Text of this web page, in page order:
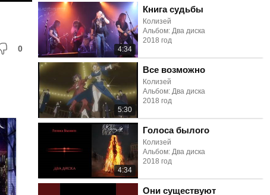
0 4:34
Книга судьбы
Колизей
Альбом: Два диска
2018 год
5:30
Все возможно
Колизей
Альбом: Два диска
2018 год
4:34
Голоса былого
Колизей
Альбом: Два диска
2018 год
Они существуют